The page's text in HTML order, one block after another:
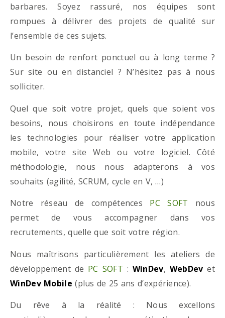
barbares. Soyez rassuré, nos équipes sont
rompues à délivrer des projets de qualité sur
l’ensemble de ces sujets.
Un besoin de renfort ponctuel ou à long terme ?
Sur site ou en distanciel ? N’hésitez pas à nous
solliciter.
Quel que soit votre projet, quels que soient vos
besoins, nous choisirons en toute indépendance
les technologies pour réaliser votre application
mobile, votre site Web ou votre logiciel. Côté
méthodologie, nous nous adapterons à vos
souhaits (agilité, SCRUM, cycle en V, …)
Notre réseau de compétences PC SOFT nous
permet de vous accompagner dans vos
recrutements, quelle que soit votre région.
Nous maîtrisons particulièrement les ateliers de
développement de PC SOFT : WinDev, WebDev et
WinDev Mobile (plus de 25 ans d’expérience).
Du rêve à la réalité : Nous excellons